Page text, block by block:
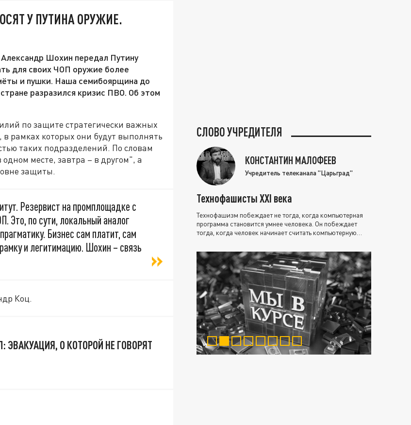
У ПУТИНА ОРУЖИЕ.
Шохин передал Путину
для своих ЧОП оружие более
и пушки. Наша семибоярщина до
разразился кризис ПВО. Об этом
по защите стратегически важных
рамках которых они будут выполнять
таких подразделений. По словам
месте, завтра – в другом", а
защиты.
Резервист на промплощадке с
Это, по сути, локальный аналог
Бизнес сам платит, сам
и легитимацию. Шохин – связь
Коц.
ЭВАКУАЦИЯ, О КОТОРОЙ НЕ ГОВОРЯТ
СЛОВО УЧРЕДИТЕЛЯ
КОНСТАНТИН МАЛОФЕЕВ
Учредитель телеканала "Царьград"
Технофашисты XXI века
Технофашизм побеждает не тогда, когда компьютерная
программа становится умнее человека. Он побеждает
тогда, когда человек начинает считать компьютерную